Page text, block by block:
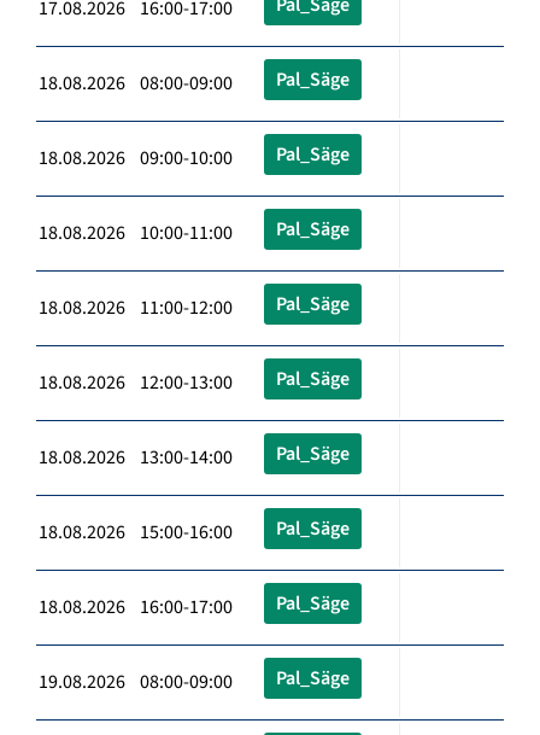
17.08.2026 16:00-17:00
18.08.2026 08:00-09:00 Pal_Säge
18.08.2026 09:00-10:00 Pal_Säge
18.08.2026 10:00-11:00 Pal_Säge
18.08.2026 11:00-12:00 Pal_Säge
18.08.2026 12:00-13:00 Pal_Säge
18.08.2026 13:00-14:00 Pal_Säge
18.08.2026 15:00-16:00 Pal_Säge
18.08.2026 16:00-17:00 Pal_Säge
19.08.2026 08:00-09:00 Pal_Säge